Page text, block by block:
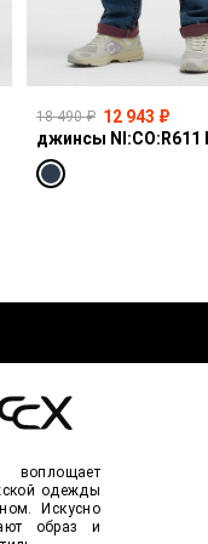
18 490 ₽ 12 943 ₽
одежды
Искусно
образ и